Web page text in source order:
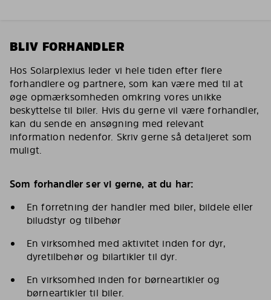
BLIV FORHANDLER
Hos Solarplexius leder vi hele tiden efter flere
forhandlere og partnere, som kan være med til at
øge opmærksomheden omkring vores unikke
beskyttelse til biler. Hvis du gerne vil være forhandler,
kan du sende en ansøgning med relevant
information nedenfor. Skriv gerne så detaljeret som
muligt.
Som forhandler ser vi gerne, at du har:
En forretning der handler med biler, bildele eller
biludstyr og tilbehør
En virksomhed med aktivitet inden for dyr,
dyretilbehør og bilartikler til dyr.
En virksomhed inden for børneartikler og
børneartikler til biler.